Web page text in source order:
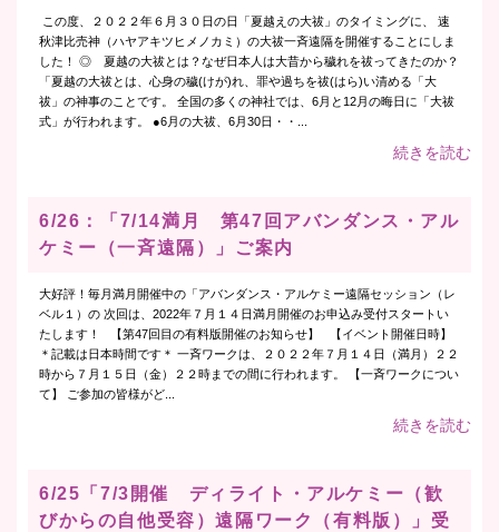
この度、２０２２年６月３０日の日「夏越えの大祓」のタイミングに、 速
秋津比売神（ハヤアキツヒメノカミ）の大祓一斉遠隔を開催することにしま
した！ ◎ 夏越の大祓とは？なぜ日本人は大昔から穢れを祓ってきたのか？
「夏越の大祓とは、心身の穢(けが)れ、罪や過ちを祓(はら)い清める「大
祓」の神事のことです。 全国の多くの神社では、6月と12月の晦日に「大祓
式」が行われます。 ●6月の大祓、6月30日・・...
続きを読む
6/26：「7/14満月 第47回アバンダンス・アル
ケミー（一斉遠隔）」ご案内
大好評！毎月満月開催中の「アバンダンス・アルケミー遠隔セッション（レ
ベル１）の 次回は、2022年７月１４日満月開催のお申込み受付スタートい
たします！ 【第47回目の有料版開催のお知らせ】 【イベント開催日時】
＊記載は日本時間です＊ 一斉ワークは、２０２２年７月１４日（満月）２２
時から７月１５日（金）２２時までの間に行われます。 【一斉ワークについ
て】 ご参加の皆様がど...
続きを読む
6/25「7/3開催 ディライト・アルケミー（歓
びからの自他受容）遠隔ワーク（有料版）」受